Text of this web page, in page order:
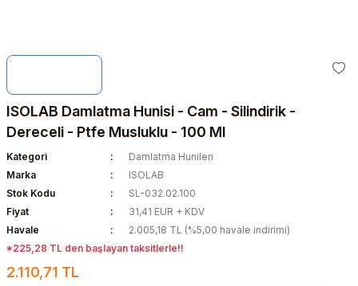
ISOLAB Damlatma Hunisi - Cam - Silindirik -
Dereceli - Ptfe Musluklu - 100 Ml
Kategori
Damlatma Hunileri
Marka
ISOLAB
Stok Kodu
SL-032.02.100
Fiyat
31,41 EUR + KDV
Havale
2.005,18 TL (%5,00 havale indirimi)
*225,28 TL den başlayan taksitlerle!!
2.110,71 TL